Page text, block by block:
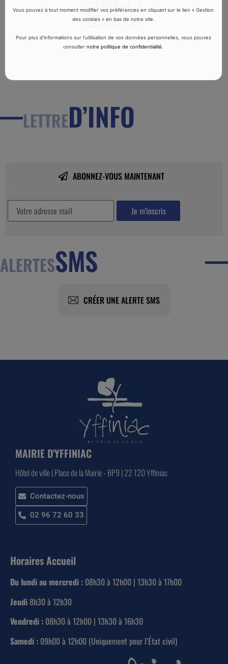
LETTRED’INFO
ABONNEZ-VOUS MAINTENANT
ALERTESSMS
CRÉER UNE ALERTE SMS
MAIRIE D'YFFINIAC
Hôtel de ville | Place de la Mairie - BP9 | 22 120 Yffiniac
Contactez-nous
02 96 72 60 33
Horaires Accueil
Du lundi au mercredi : 08h30 à 12h00 | 13h30 à 17h00
Jeudi 8h30 à 12h30
Vendredi : 08h30 à 12h00 | 13h30 à 16h30
Samedi : 09h00 à 12h00 (Uniquement pour l’État civil)
Vous pouvez à tout moment modifier vos préférences en cliquant sur le lien « Gestion
des cookies » en bas de notre site.
Pour plus d’informations sur l’utilisation de vos données personnelles, vous pouvez
consulternotre politique de confidentialité.